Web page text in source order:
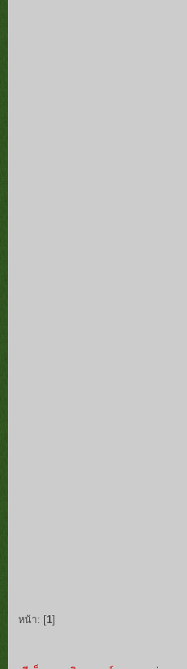
หน้า: [1]